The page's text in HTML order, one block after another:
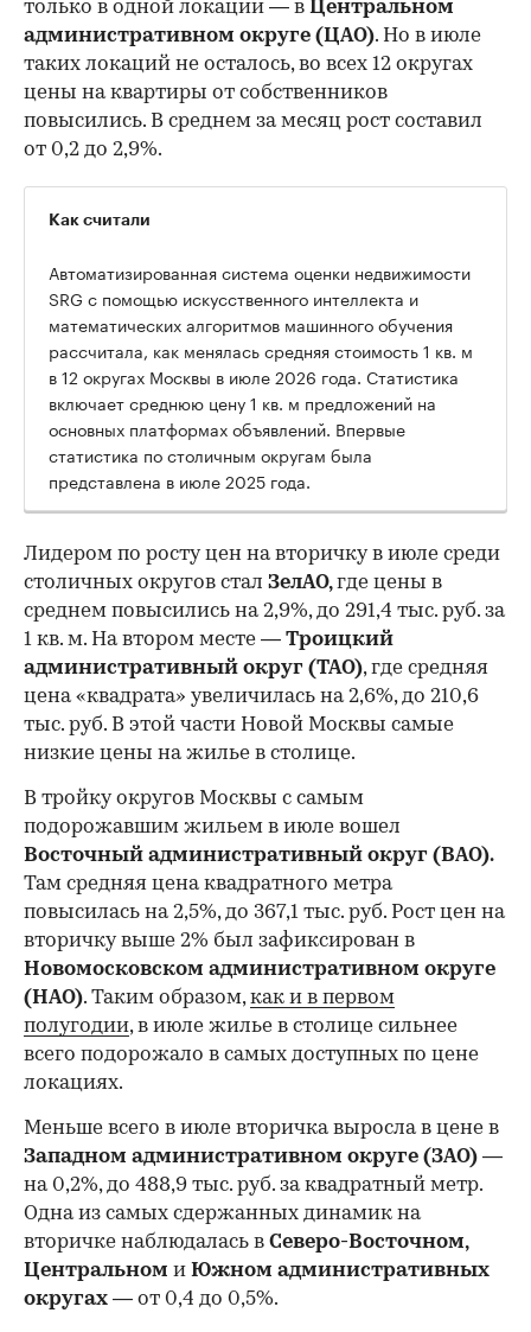
только в одной локации — в Центральном
административном округе (ЦАО). Но в июле
таких локаций не осталось, во всех 12 округах
цены на квартиры от собственников
повысились. В среднем за месяц рост составил
от 0,2 до 2,9%.
Как считали
Автоматизированная система оценки недвижимости
SRG с помощью искусственного интеллекта и
математических алгоритмов машинного обучения
рассчитала, как менялась средняя стоимость 1 кв. м
в 12 округах Москвы в июле 2026 года. Статистика
включает среднюю цену 1 кв. м предложений на
основных платформах объявлений. Впервые
статистика по столичным округам была
представлена в июле 2025 года.
Лидером по росту цен на вторичку в июле среди
столичных округов стал ЗелАО,где цены в
среднем повысились на 2,9%, до 291,4 тыс. руб. за
1 кв. м. На втором месте — Троицкий
административный округ (ТАО), где средняя
цена «квадрата» увеличилась на 2,6%, до 210,6
тыс. руб. В этой части Новой Москвы самые
низкие цены на жилье в столице.
В тройку округов Москвы с самым
подорожавшим жильем в июле вошел
Восточный административный округ (ВАО).
Там средняя цена квадратного метра
повысилась на 2,5%, до 367,1 тыс. руб. Рост цен на
вторичку выше 2% был зафиксирован в
Новомосковском административном округе
(НАО). Таким образом,как и в первом
полугодии, в июле жилье в столице сильнее
всего подорожало в самых доступных по цене
локациях.
Меньше всего в июле вторичка выросла в цене в
Западном административном округе (ЗАО) —
на 0,2%, до 488,9 тыс. руб. за квадратный метр.
Одна из самых сдержанных динамик на
вторичке наблюдалась в Северо-Восточном,
Центральном и Южном административных
округах — от 0,4 до 0,5%.